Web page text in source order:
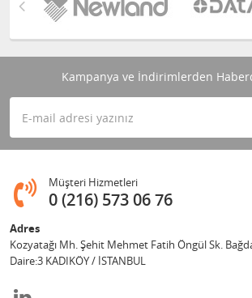
Kampanya ve İndirimlerden
Müşteri Hizmetleri
0 (216) 573 06 76
Adres
Kozyatağı Mh. Şehit Mehmet Fatih Öngül Sk.
Daire:3 KADIKÖY / İSTANBUL